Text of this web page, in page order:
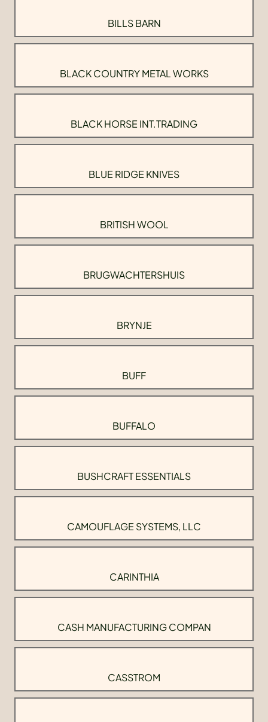
BILLS BARN
BLACK COUNTRY METAL WORKS
BLACK HORSE INT.TRADING
BLUE RIDGE KNIVES
BRITISH WOOL
BRUGWACHTERSHUIS
BRYNJE
BUFF
BUFFALO
BUSHCRAFT ESSENTIALS
CAMOUFLAGE SYSTEMS, LLC
CARINTHIA
CASH MANUFACTURING COMPAN
CASSTROM